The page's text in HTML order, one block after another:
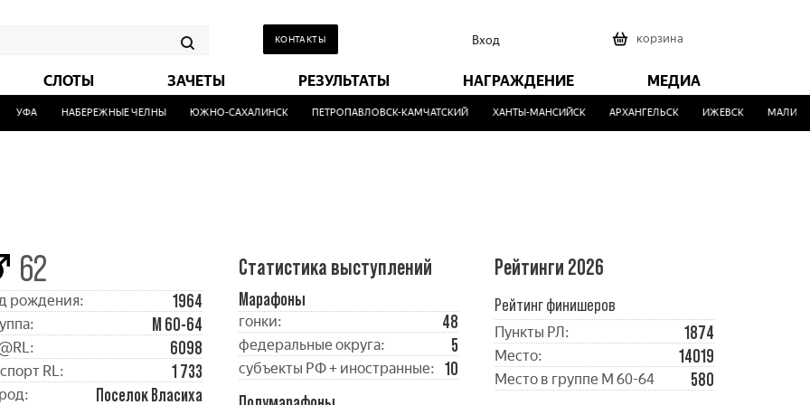
КОНТАКТЫ Вход корзина
СЛОТЫ ЗАЧЕТЫ РЕЗУЛЬТАТЫ НАГРАЖДЕНИЕ МЕДИА
УФА НАБЕРЕЖНЫЕ ЧЕЛНЫ ЮЖНО-САХАЛИНСК ПЕТРОПАВЛОВСК-КАМЧАТСКИЙ ХАНТЫ-МАНСИЙСК АРХАНГЕЛЬСК ИЖЕВСК
62
рождения: 1964
М 60-64
6098
RL: 1 733
Поселок Власиха
Статистика выступлений
Марафоны
гонки: 48
федеральные округа: 5
субъекты РФ + иностранные:
10
Рейтинги 2026
Рейтинг финишеров
Пункты РЛ: 1874
Место: 14019
Место в группе М 60-64 580